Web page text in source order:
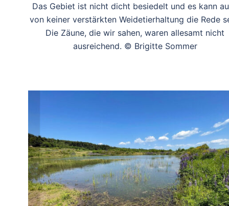
Das Gebiet ist nicht dicht besiedelt und es kann
von keiner verstärkten Weidetierhaltung die Rede
Die Zäune, die wir sahen, waren allesamt nicht
ausreichend. © Brigitte Sommer